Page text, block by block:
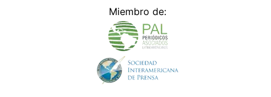
Miembro de: